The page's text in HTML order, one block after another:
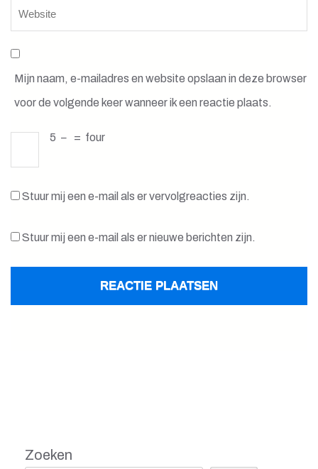
Mijn naam, e-mailadres en website opslaan in deze browser
voor de volgende keer wanneer ik een reactie plaats.
5 − = four
Stuur mij een e-mail als er vervolgreacties zijn.
Stuur mij een e-mail als er nieuwe berichten zijn.
Zoeken